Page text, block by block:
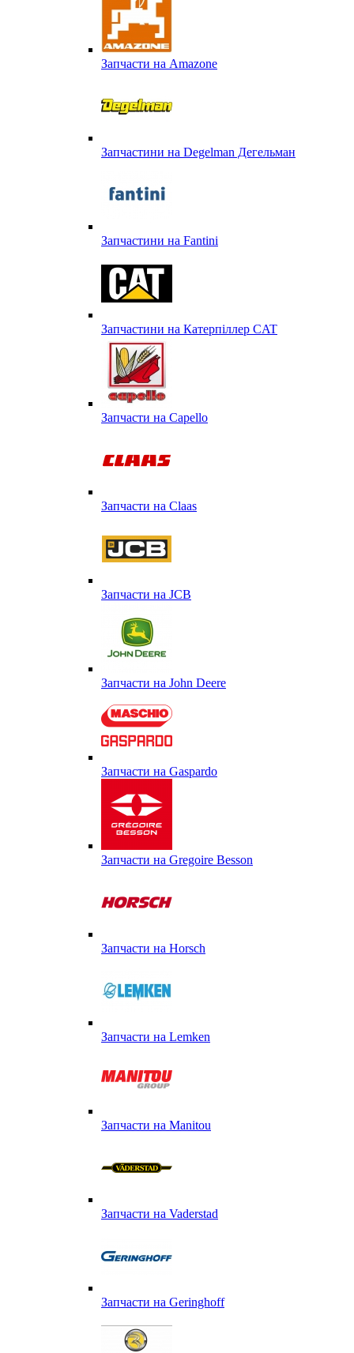
Запчасти на Amazone
Запчастини на Degelman Дегельман
Запчастини на Fantini
Запчастини на Катерпіллер CAT
Запчасти на Capello
Запчасти на Сlaas
Запчасти на JCB
Запчасти на John Deere
Запчасти на Gaspardo
Запчасти на Gregoire Besson
Запчасти на Horsch
Запчасти на Lemken
Запчасти на Manitou
Запчасти на Vaderstad
Запчасти на Geringhoff